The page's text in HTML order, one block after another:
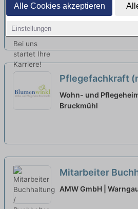
Alle Cookies akzeptieren
Einstellungen
startet Ihre
Klinik Bad Trissl |
Pflegefachkraft
(20 Stunden/
uns auf Ihre
Wohn- und
Bruckmühl
Mitarbeiter
Buchhalter –
AMW GmbH |